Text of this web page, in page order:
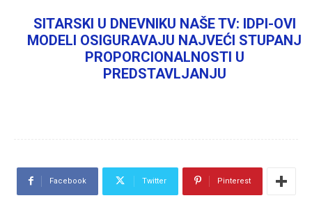
SITARSKI U DNEVNIKU NAŠE TV: IDPI-OVI
MODELI OSIGURAVAJU NAJVEĆI STUPANJ
PROPORCIONALNOSTI U
PREDSTAVLJANJU
Facebook Twitter Pinterest